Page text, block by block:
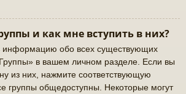
и как мне вступить в них?
информацию обо всех существующих
в вашем личном разделе. Если вы
из них, нажмите соответствующую
группы общедоступны. Некоторые могут